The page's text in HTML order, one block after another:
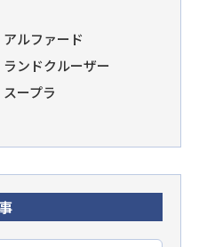
アルファード
ランドクルーザー
スープラ